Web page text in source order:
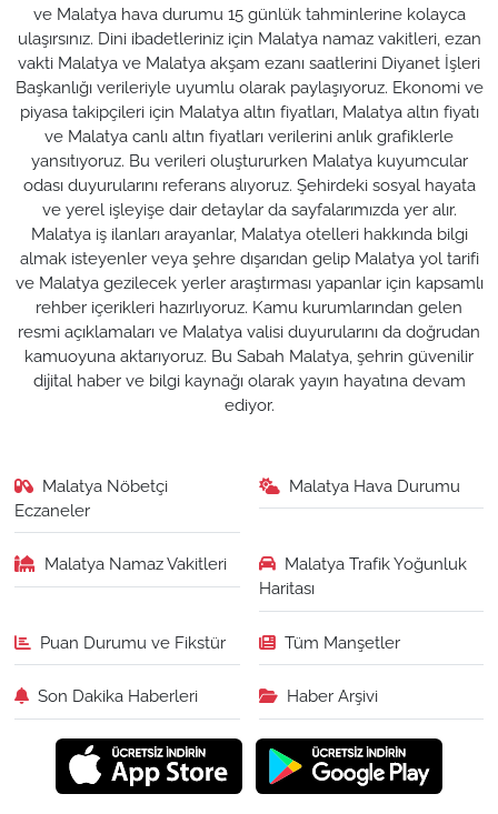
ve Malatya hava durumu 15 günlük tahminlerine kolayca
ulaşırsınız. Dini ibadetleriniz için Malatya namaz vakitleri, ezan
vakti Malatya ve Malatya akşam ezanı saatlerini Diyanet İşleri
Başkanlığı verileriyle uyumlu olarak paylaşıyoruz. Ekonomi ve
piyasa takipçileri için Malatya altın fiyatları, Malatya altın fiyatı
ve Malatya canlı altın fiyatları verilerini anlık grafiklerle
yansıtıyoruz. Bu verileri oluştururken Malatya kuyumcular
odası duyurularını referans alıyoruz. Şehirdeki sosyal hayata
ve yerel işleyişe dair detaylar da sayfalarımızda yer alır.
Malatya iş ilanları arayanlar, Malatya otelleri hakkında bilgi
almak isteyenler veya şehre dışarıdan gelip Malatya yol tarifi
ve Malatya gezilecek yerler araştırması yapanlar için kapsamlı
rehber içerikleri hazırlıyoruz. Kamu kurumlarından gelen
resmi açıklamaları ve Malatya valisi duyurularını da doğrudan
kamuoyuna aktarıyoruz. Bu Sabah Malatya, şehrin güvenilir
dijital haber ve bilgi kaynağı olarak yayın hayatına devam
ediyor.
Malatya Nöbetçi
Eczaneler
Malatya Hava Durumu
Malatya Namaz Vakitleri
Malatya Trafik Yoğunluk
Haritası
Puan Durumu ve Fikstür Tüm Manşetler
Son Dakika Haberleri Haber Arşivi